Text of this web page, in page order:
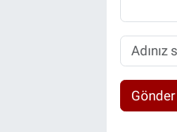
Gönder